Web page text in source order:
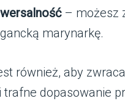
– możesz
marynarkę.
również, aby
dopasowanie